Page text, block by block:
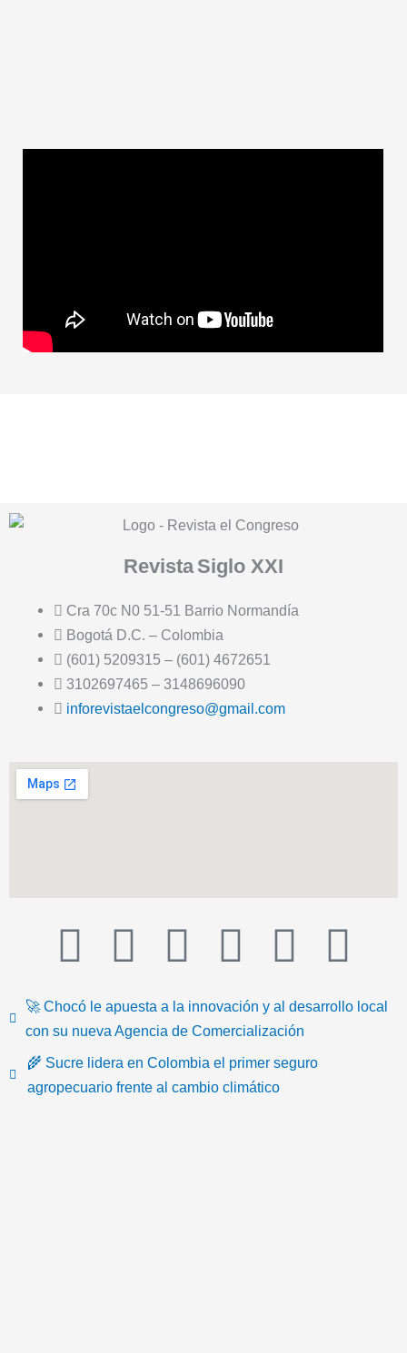
Revista Siglo XXI
Cra 70c N0 51-51 Barrio Normandía
Bogotá D.C. – Colombia
(601) 5209315 – (601) 4672651
3102697465 – 3148696090
inforevistaelcongreso@gmail.com
T
i
k
t
F
a
c
e
T
w
i
t
Y
o
u
t
I
n
s
t
I
c
🚀 Chocó le apuesta a la innovación y al desarrollo local
con su nueva Agencia de Comercialización
🌾 Sucre lidera en Colombia el primer seguro
agropecuario frente al cambio climático